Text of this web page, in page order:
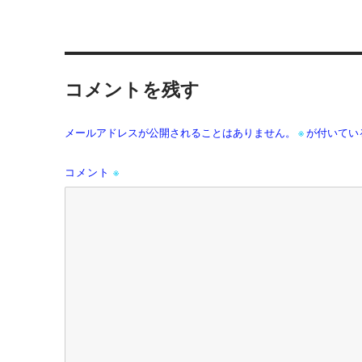
コメントを残す
メールアドレスが公開されることはありません。 ※が付いてい
コメント※